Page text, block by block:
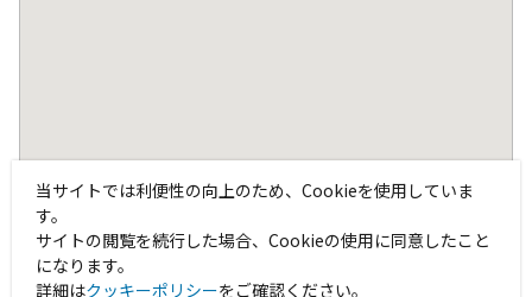
当サイトでは利便性の向上のため、Cookieを使用していま
す。
サイトの閲覧を続行した場合、Cookieの使用に同意したこと
になります。
詳細はクッキーポリシーをご確認ください。